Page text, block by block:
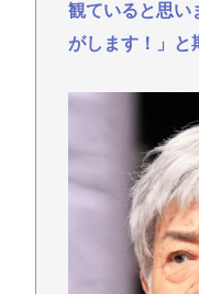
観ていると思
がします！」と